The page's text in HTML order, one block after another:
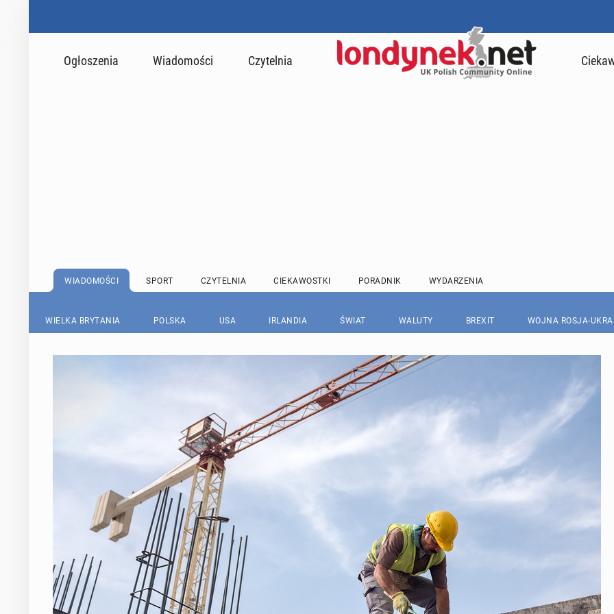
Ogłoszenia Wiadomości Czytelnia
WIADOMOŚCI SPORT CZYTELNIA CIEKAWOSTKI PORADNIK WYDARZENIA
WIELKA BRYTANIA POLSKA USA IRLANDIA ŚWIAT WALUTY BREXIT WOJNA ROSJA-